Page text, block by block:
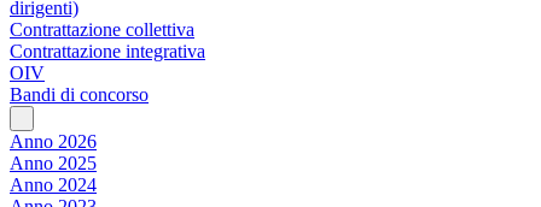
dirigenti)
Contrattazione collettiva
Contrattazione integrativa
OIV
Bandi di concorso
Anno 2026
Anno 2025
Anno 2024